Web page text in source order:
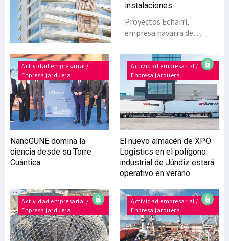
instalaciones
Proyectos Echarri,
empresa navarra de
20 años de trayectoria, se
encuentra en pleno
proceso de expansión. Esta
dinámica marca el
momento actual de la
compañía a todos los
niveles, ya que influye en
sus instalaciones y, como
no puede ser de otra
manera, en su partida
presupuestaria. La
compañía, referente en el
sector, presenta una
previsión de crecimiento a
medio plazo de un 60%. Si
las estimaciones se
Actividad empresarial /
Enpresa jarduera
NanoGUNE domina la
ciencia desde su Torre
Cuántica
Actividad empresarial /
Enpresa jarduera
El nuevo almacén de XPO
Logistics en el polígono
industrial de Júndiz estará
operativo en verano
Actividad empresarial /
Enpresa jarduera
Actividad empresarial /
Enpresa jarduera